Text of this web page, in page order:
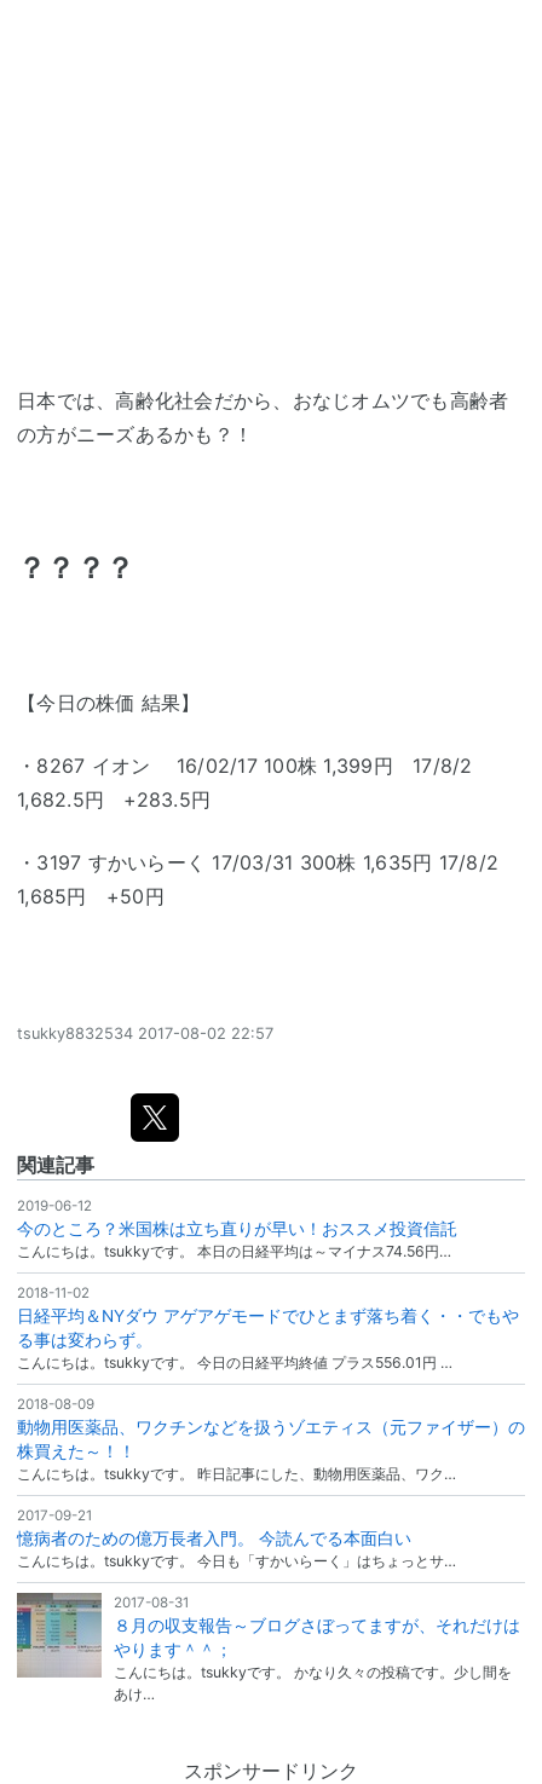
日本では、高齢化社会だから、おなじオムツでも高齢者
の方がニーズあるかも？！
？？？？
【今日の株価 結果】
・8267 イオン 16/02/17 100株 1,399円 17/8/2
1,682.5円 +283.5円
・3197 すかいらーく 17/03/31 300株 1,635円 17/8/2
1,685円 +50円
tsukky8832534 2017-08-02 22:57
関連記事
2019-06-12
今のところ？米国株は立ち直りが早い！おススメ投資信託
こんにちは。tsukkyです。 本日の日経平均は～マイナス74.56円…
2018-11-02
日経平均＆NYダウ アゲアゲモードでひとまず落ち着く・・でもや
る事は変わらず。
こんにちは。tsukkyです。 今日の日経平均終値 プラス556.01円 …
2018-08-09
動物用医薬品、ワクチンなどを扱うゾエティス（元ファイザー）の
株買えた～！！
こんにちは。tsukkyです。 昨日記事にした、動物用医薬品、ワク…
2017-09-21
憶病者のための億万長者入門。 今読んでる本面白い
こんにちは。tsukkyです。 今日も「すかいらーく」はちょっとサ…
2017-08-31
８月の収支報告～ブログさぼってますが、それだけは
やります＾＾；
こんにちは。tsukkyです。 かなり久々の投稿です。少し間を
あけ…
スポンサードリンク